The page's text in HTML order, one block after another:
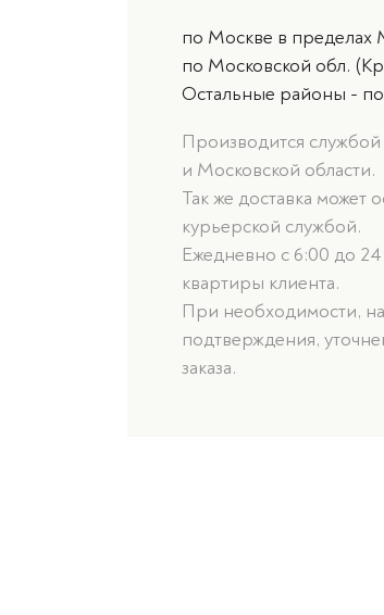
по Москве в пределах
по Московской обл.
Остальные районы -
Производится
и Московской области.
Так же доставка может
курьерской службой.
Ежедневно с 6:00 до
квартиры клиента.
При необходимости,
подтверждения,
заказа.